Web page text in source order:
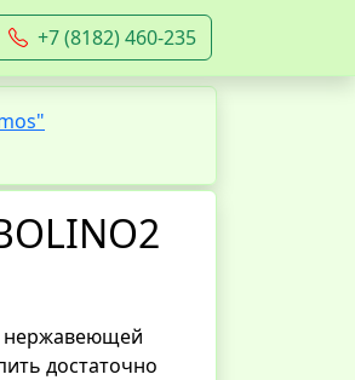
+7 (8182) 460-235
нержавеющей
достаточно